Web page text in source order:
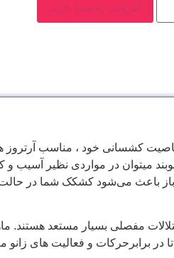
افزودن به سبد خرید
کشسانی خود ، مناسب آرتروز
میتوان در مواردی نظیر آسیب و
باز باعث می‌شود کشکک شما در
مفصلی بسیار مستعد هستند.
در برابرحرکات و فعالیت های